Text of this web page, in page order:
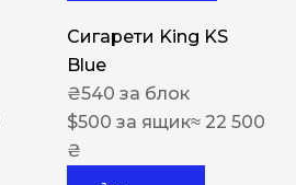
Сигарети King KS
Blue
₴540 за блок
$500 за ящик≈ 22 500
₴